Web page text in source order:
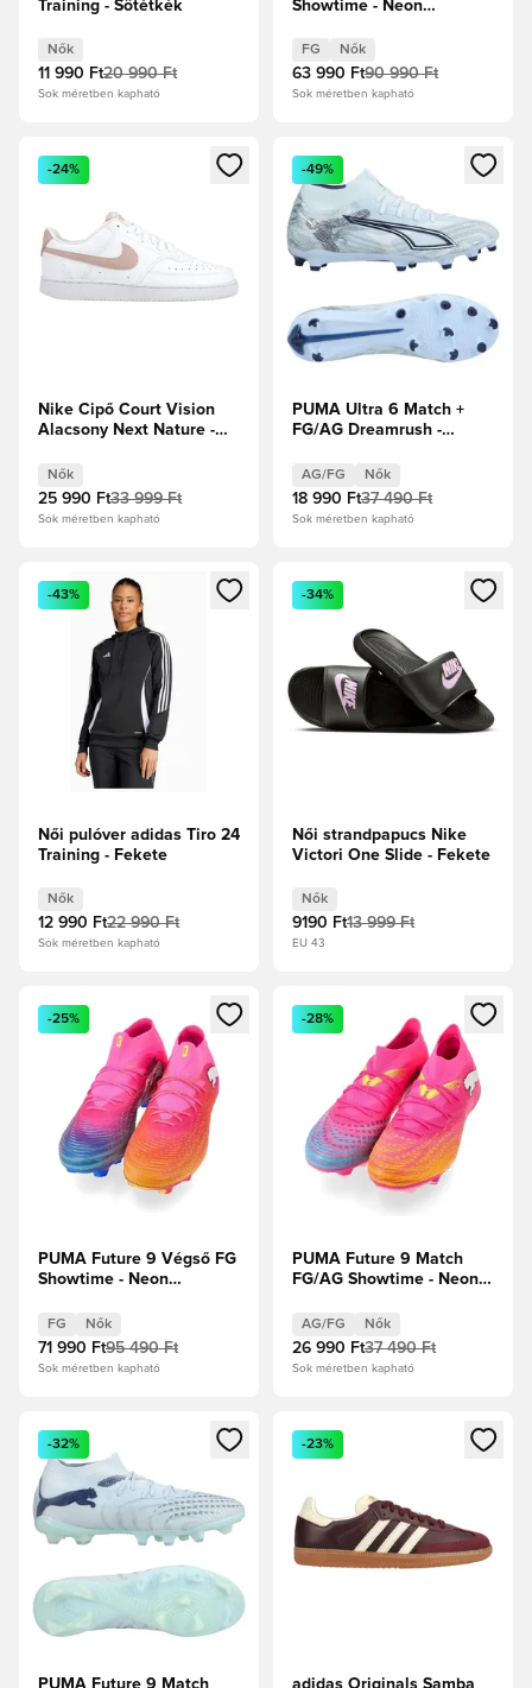
Training - Sötétkék
Nők
11 990 Ft20 990 Ft
Sok méretben kapható
Showtime - Neon
Fehér/Sun Stream/Élénk
türkiz/PUMA Fekete Női
FG Nők
63 990 Ft90 990 Ft
Sok méretben kapható
Megnyit egy modált a bejelentkezéshez vagy a tagként
-24%
Nike Cipő Court Vision
Alacsony Next Nature -
Női
Nők
25 990 Ft33 999 Ft
Sok méretben kapható
Megnyit egy modált a
-49%
PUMA Ultra 6 Match +
FG/AG Dreamrush -
ékszer Női
AG/FG Nők
18 990 Ft37 490 Ft
Sok méretben kapható
Megnyit egy modált a bejelentkezéshez vagy a tagként
-43%
Női pulóver adidas Tiro 24
Training - Fekete
Nők
12 990 Ft22 990 Ft
Sok méretben kapható
Megnyit egy modált a
-34%
Női strandpapucs Nike
Victori One Slide - Fekete
Nők
9190 Ft13 999 Ft
EU 43
Megnyit egy modált a bejelentkezéshez vagy a tagként
-25%
PUMA Future 9 Végső FG
Showtime - Neon
Élénk türkiz/PUMA Fehér
Női
FG Nők
71 990 Ft95 490 Ft
Sok méretben kapható
Megnyit egy modált a
-28%
PUMA Future 9 Match
FG/AG Showtime - Neon
Élénk türkiz/PUMA Fehér
Női
AG/FG Nők
26 990 Ft37 490 Ft
Sok méretben kapható
Megnyit egy modált a bejelentkezéshez vagy a tagként
-32%
PUMA Future 9 Match
Megnyit egy modált a
-23%
adidas Originals Samba